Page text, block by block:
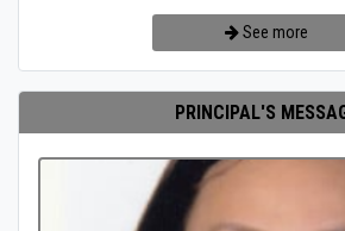
See more
PRINCIPAL'S